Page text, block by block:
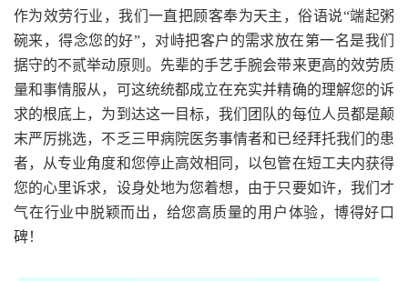
作为效劳行业，我们一直把顾客奉为天主，俗语说“端起粥
碗来，得念您的好”，对峙把客户的需求放在第一名是我们
据守的不贰举动原则。先辈的手艺手腕会带来更高的效劳质
量和事情服从，可这统统都成立在充实并精确的理解您的诉
求的根底上，为到达这一目标，我们团队的每位人员都是颠
末严厉挑选，不乏三甲病院医务事情者和已经拜托我们的患
者，从专业角度和您停止高效相同，以包管在短工夫内获得
您的心里诉求，设身处地为您着想，由于只要如许，我们才
气在行业中脱颖而出，给您高质量的用户体验，博得好口
碑！